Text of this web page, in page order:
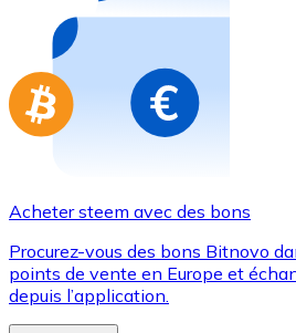
Achetez des cartes-
Aller à la boutique de cartes-
Acheter steem avec des bons
Procurez-vous des bons Bitnovo
points de vente en Europe et
depuis l’application.